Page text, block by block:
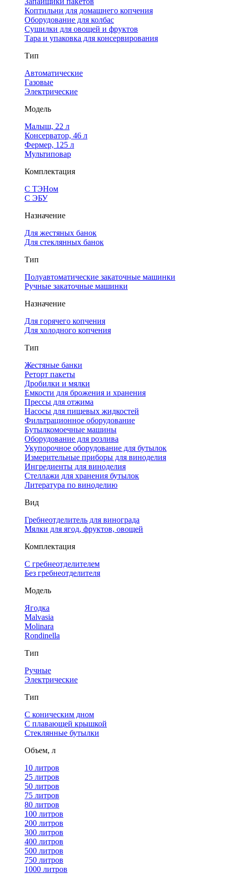
Коптильни для домашнего копчения
Оборудование для колбас
Сушилки для овощей и фруктов
Тара и упаковка для консервирования
Тип
Автоматические
Газовые
Электрические
Модель
Малыш, 22 л
Консерватор, 46 л
Фермер, 125 л
Мультиповар
Комплектация
С ТЭНом
С ЭБУ
Назначение
Для жестяных банок
Для стеклянных банок
Тип
Полуавтоматические закаточные машинки
Ручные закаточные машинки
Назначение
Для горячего копчения
Для холодного копчения
Тип
Жестяные банки
Реторт пакеты
Дробилки и мялки
Емкости для брожения и хранения
Прессы для отжима
Насосы для пищевых жидкостей
Фильтрационное оборудование
Бутылкомоечные машины
Оборудование для розлива
Укупорочное оборудование для бутылок
Измерительные приборы для виноделия
Ингредиенты для виноделия
Стеллажи для хранения бутылок
Литература по виноделию
Вид
Гребнеотделитель для винограда
Мялки для ягод, фруктов, овощей
Комплектация
С гребнеотделителем
Без гребнеотделителя
Модель
Ягодка
Malvasia
Molinara
Rondinella
Тип
Ручные
Электрические
Тип
С коническим дном
С плавающей крышкой
Стеклянные бутылки
Объем, л
10 литров
25 литров
50 литров
75 литров
80 литров
100 литров
200 литров
300 литров
400 литров
500 литров
750 литров
1000 литров